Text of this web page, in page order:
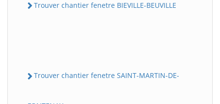
Trouver chantier fenetre BIEVILLE-BEUVILLE
Trouver chantier fenetre SAINT-MARTIN-DE-